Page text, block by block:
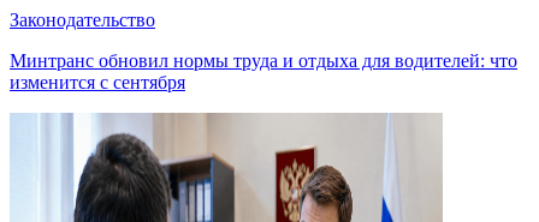
Законодательство
Минтранс обновил нормы труда и отдыха для водителей: что
изменится с сентября